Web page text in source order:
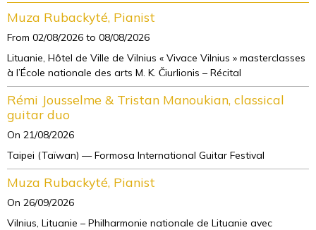
Muza Rubackyté, Pianist
From 02/08/2026 to 08/08/2026
Lituanie, Hôtel de Ville de Vilnius « Vivace Vilnius » masterclasses
à l’École nationale des arts M. K. Čiurlionis – Récital
Rémi Jousselme & Tristan Manoukian, classical
guitar duo
On 21/08/2026
Taipei (Taïwan) — Formosa International Guitar Festival
Muza Rubackyté, Pianist
On 26/09/2026
Vilnius, Lituanie – Philharmonie nationale de Lituanie avec